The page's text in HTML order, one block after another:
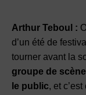
Arthur Teboul :
d’un été de
tourner avant la
groupe de
le public, et